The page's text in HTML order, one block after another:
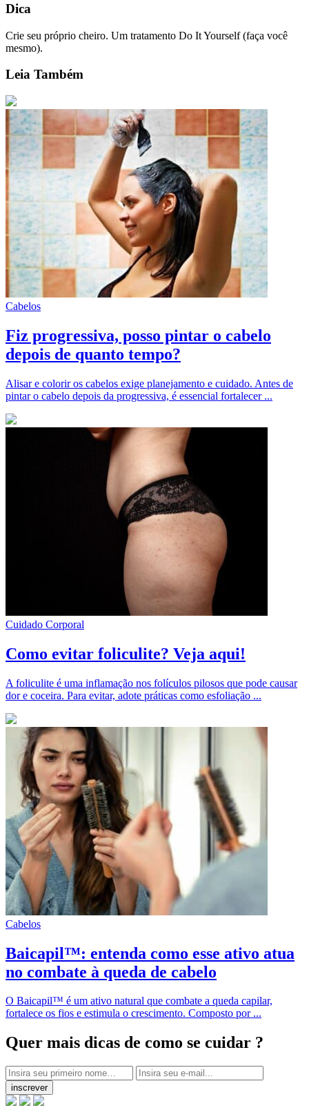
Dica
Crie seu próprio cheiro. Um tratamento Do It Yourself (faça você
mesmo).
Leia Também
Cabelos
Fiz progressiva, posso pintar o cabelo
depois de quanto tempo?
Alisar e colorir os cabelos exige planejamento e cuidado. Antes de
pintar o cabelo depois da progressiva, é essencial fortalecer ...
Cuidado Corporal
Como evitar foliculite? Veja aqui!
A foliculite é uma inflamação nos folículos pilosos que pode causar
dor e coceira. Para evitar, adote práticas como esfoliação ...
Cabelos
Baicapil™: entenda como esse ativo atua
no combate à queda de cabelo
O Baicapil™ é um ativo natural que combate a queda capilar,
fortalece os fios e estimula o crescimento. Composto por ...
Quer mais dicas de como se cuidar ?
inscrever